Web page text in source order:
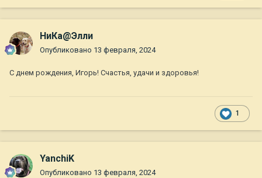
НиКа@Элли
Опубликовано 13 февраля, 2024
С днем рождения, Игорь! Счастья, удачи и здоровья!
1
YanchiK
Опубликовано 13 февраля, 2024